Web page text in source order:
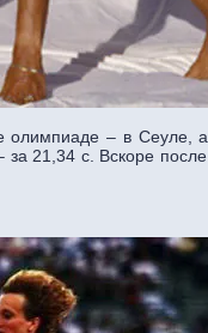
– в Сеуле,
21,34 с. Вскоре